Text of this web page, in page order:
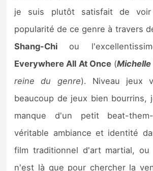
Previews
Précommandes
Précommandes jeux
Sorties de jeux
Bons plans
Guides
je suis plutôt satisfait de
popularité de ce genre à travers
Shang-Chi ou
Everywhere All At Once(Michelle
reine du genre). Niveau jeux
beaucoup de jeux bien bourrins,
manque d'un petit beat-
véritable ambiance et identité
film traditionnel d'art martial, ou
n'est là que pour chercher la